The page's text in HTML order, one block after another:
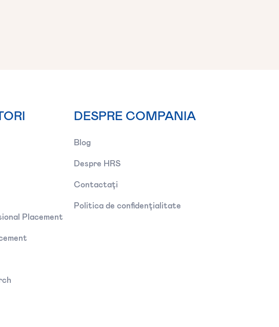
Placement
DESPRE COMPANIA
Blog
Despre HRS
Contactați
Politica de confidențialitate